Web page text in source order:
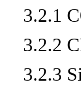
3.2.1
3.2.2
3.2.3